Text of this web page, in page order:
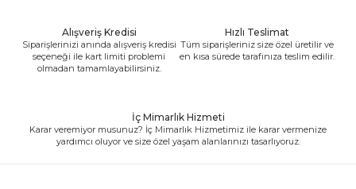
Alışveriş Kredisi
Siparişlerinizi anında alışveriş kredisi
seçeneği ile kart limiti problemi
olmadan tamamlayabilirsiniz.
Hızlı Teslimat
Tüm siparişleriniz size özel üretilir ve
en kısa sürede tarafınıza teslim edilir.
İç Mimarlık Hizmeti
Karar veremiyor musunuz? İç Mimarlık Hizmetimiz ile karar vermenize
yardımcı oluyor ve size özel yaşam alanlarınızı tasarlıyoruz.